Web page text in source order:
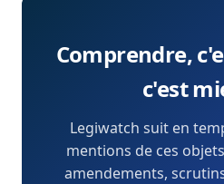
Comprendre,
c'est
Legiwatch suit en
mentions de ces
amendements,